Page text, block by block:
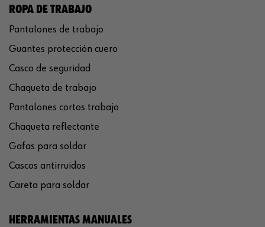
ROPA DE TRABAJO
Pantalones de trabajo
Guantes protección cuero
Casco de seguridad
Chaqueta de trabajo
Pantalones cortos trabajo
Chaqueta reflectante
Gafas para soldar
Cascos antirruidos
Careta para soldar
HERRAMIENTAS MANUALES